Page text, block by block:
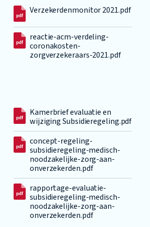
Verzekerdenmonitor 2021.pdf
reactie-acm-verdeling-
coronakosten-
zorgverzekeraars-2021.pdf
Kamerbrief evaluatie en
wijziging Subsidieregeling.pdf
concept-regeling-
subsidieregeling-medisch-
noodzakelijke-zorg-aan-
onverzekerden.pdf
rapportage-evaluatie-
subsidieregeling-medisch-
noodzakelijke-zorg-aan-
onverzekerden.pdf